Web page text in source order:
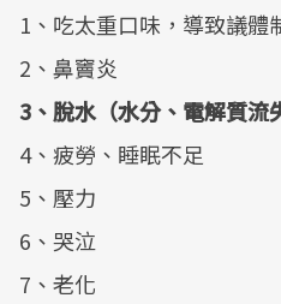
1、吃太重口味，導致議體
2、鼻竇炎
3、脫水（水分、電解質流
4、疲勞、睡眠不足
5、壓力
6、哭泣
7、老化